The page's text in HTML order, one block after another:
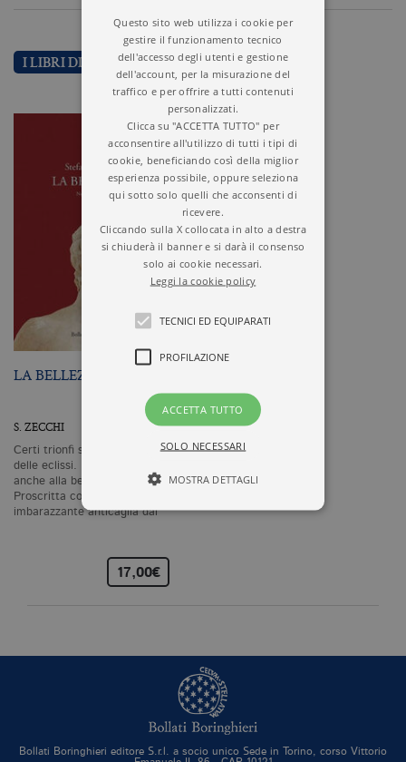
I LIBRI DI STEFANO ZECCHI
LA BELLEZZA
S. ZECCHI
Certi trionfi sono peggiori
delle eclissi. È accaduto
anche alla bellezza.
Proscritta come
imbarazzante anticaglia dal
17,00€
Bollati Boringhieri editore S.r.l. a socio unico Sede in Torino, corso Vittorio
Questo sito web utilizza i cookie per
gestire il funzionamento tecnico
dell'accesso degli utenti e gestione
dell'account, per la misurazione del
traffico e per offrire a tutti contenuti
personalizzati.
Clicca su "ACCETTA TUTTO" per
acconsentire all'utilizzo di tutti i tipi di
cookie, beneficiando così della miglior
esperienza possibile, oppure seleziona
qui sotto solo quelli che acconsenti di
ricevere.
Cliccando sulla X collocata in alto a destra
si chiuderà il banner e si darà il consenso
solo ai cookie necessari.
Leggi la cookie policy
TECNICI ED EQUIPARATI
PROFILAZIONE
ACCETTA TUTTO
SOLO NECESSARI
MOSTRA DETTAGLI
sito Web non può essere utilizzato
correttamente senza i cookie
strettamente necessari. Col rispetto
delle condizioni previste dal Garante, i
cookie analitici sono equiparati ai
tecnici e dunque non necessitano del
consenso.